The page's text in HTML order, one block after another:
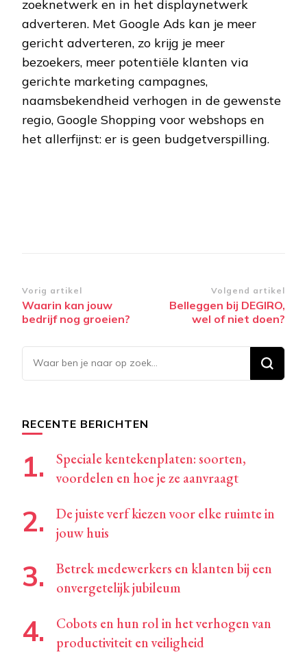
zoeknetwerk en in het displaynetwerk
adverteren. Met Google Ads kan je meer
gericht adverteren, zo krijg je meer
bezoekers, meer potentiële klanten via
gerichte marketing campagnes,
naamsbekendheid verhogen in de gewenste
regio, Google Shopping voor webshops en
het allerfijnst: er is geen budgetverspilling.
Bericht
navigatie
Vorig artikel
Waarin kan jouw
bedrijf nog groeien?
Volgend artikel
Belleggen bij DEGIRO,
wel of niet doen?
Op
zoek
RECENTE BERICHTEN
Speciale kentekenplaten: soorten,
voordelen en hoe je ze aanvraagt
De juiste verf kiezen voor elke ruimte in
jouw huis
Betrek medewerkers en klanten bij een
onvergetelijk jubileum
Cobots en hun rol in het verhogen van
productiviteit en veiligheid